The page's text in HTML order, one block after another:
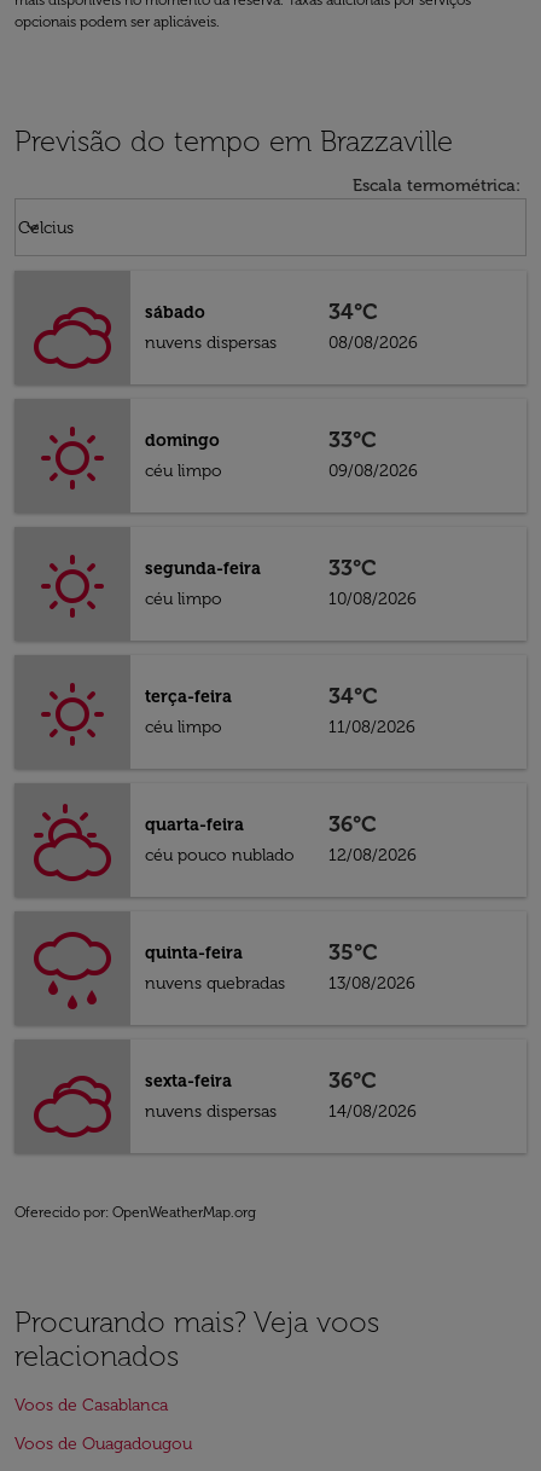
opcionais podem ser aplicáveis.
Previsão do tempo em Brazzaville
Escala termométrica:
Celcius
keyboard_arrow_down
sábado
nuvens dispersas
34°C
08/08/2026
domingo
céu limpo
33°C
09/08/2026
segunda-feira
céu limpo
33°C
10/08/2026
terça-feira
céu limpo
34°C
11/08/2026
quarta-feira
céu pouco nublado
36°C
12/08/2026
quinta-feira
nuvens quebradas
35°C
13/08/2026
sexta-feira
nuvens dispersas
36°C
14/08/2026
Oferecido por: OpenWeatherMap.org
Procurando mais? Veja voos
relacionados
Voos de Casablanca
Voos de Ouagadougou